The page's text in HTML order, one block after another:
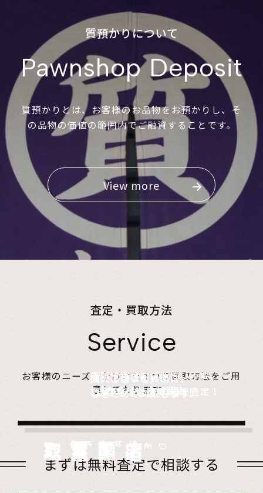
質預かりについて
Pawnshop Deposit
質預かりとは、お客様のお品物をお預かりし、そ
の品物の価値の範囲内でご融資することです。
View more
査定・買取方法
Service
お客様のニーズに合わせた４つの買取方法をご用
意しております。
Store
店頭買取
店頭で査定、ご予約は不要。
1点からでも大歓迎！
Visit
出張買取
無料でご自宅にお伺い、
査定のプロがその場で査定！
Del
i
very
宅配買取
詰めて送るだけ。
1点からでも送料無料！
Estate
遺品整理
故人の想いを大切に、
心をこめて対応します。
まずは無料査定で相談する